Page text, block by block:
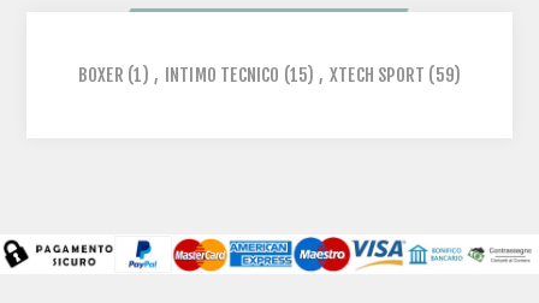
BOXER (1) , INTIMO TECNICO (15) , XTECH SPORT (59)